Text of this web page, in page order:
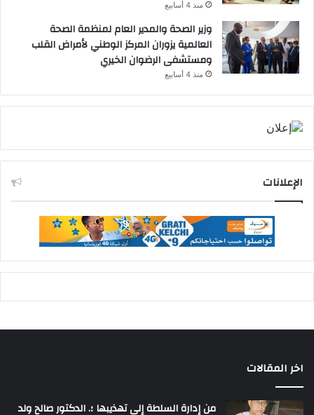
منذ 4 أسابيع
وزير الصحة والمدير العام لمنظمة الصحة
العالمية يزوران المركز الوطني لأمراض القلب
ومستشفى الرضوان الخيري
منذ 4 أسابيع
الإعلانات
اخر المقالات
من إدارة السلطة إلى تهذيبها ؛. الدكتور صالح ولد